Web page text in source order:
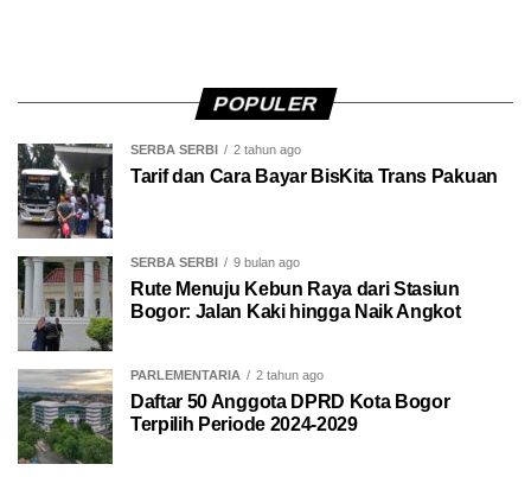
POPULER
SERBA SERBI 2 tahun ago
Tarif dan Cara Bayar BisKita Trans Pakuan
SERBA SERBI 9 bulan ago
Rute Menuju Kebun Raya dari Stasiun
Bogor: Jalan Kaki hingga Naik Angkot
PARLEMENTARIA 2 tahun ago
Daftar 50 Anggota DPRD Kota Bogor
Terpilih Periode 2024-2029